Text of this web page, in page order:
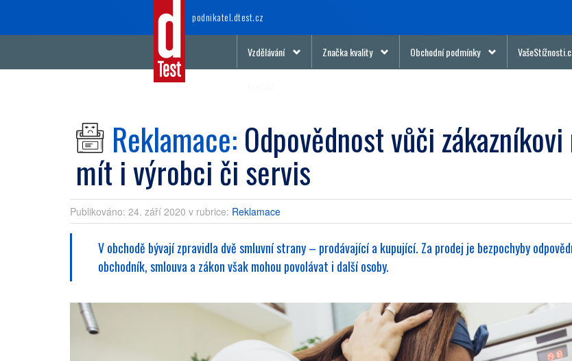
podnikatel.dtest.cz
Vzdělávání Značka kvality Obchodní podmínky
Reklamace: Odpovědnost vůči
mít i výrobci či servis
Publikováno: 24. září 2020 v rubrice: Reklamace
V obchodě bývají zpravidla dvě smluvní strany – prodávající a kupující. Za prodej je bezpochyby
obchodník, smlouva a zákon však mohou povolávat i další osoby.